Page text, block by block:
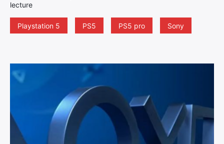
lecture
Playstation 5 PS5 PS5 pro Sony